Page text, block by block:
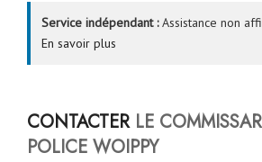
Service indépendant :Assistance non
En savoir plus
CONTACTERLE
POLICE WOIPPY